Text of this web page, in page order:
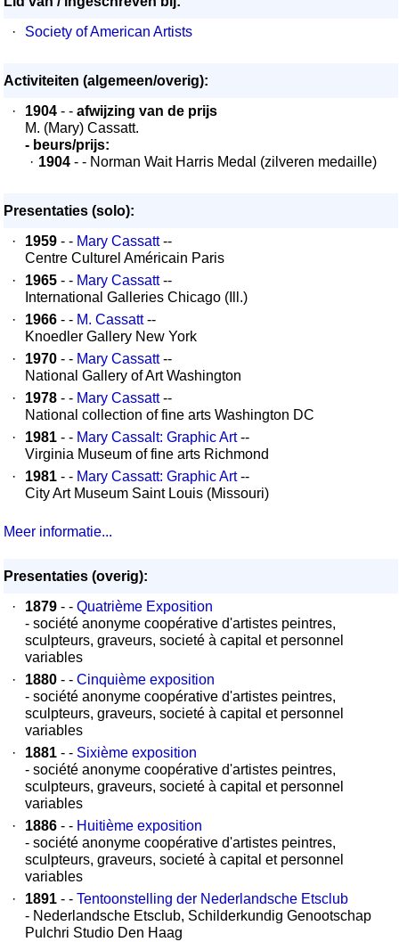
·
Society of American Artists
Activiteiten (algemeen/overig):
·
1904 - - afwijzing van de prijs
M. (Mary) Cassatt.
- beurs/prijs:
· 1904 - - Norman Wait Harris Medal (zilveren medaille)
Presentaties (solo):
·
1959 - - Mary Cassatt--
Centre Culturel Américain Paris
·
1965 - - Mary Cassatt--
International Galleries Chicago (Ill.)
·
1966 - - M. Cassatt--
Knoedler Gallery New York
·
1970 - - Mary Cassatt--
National Gallery of Art Washington
·
1978 - - Mary Cassatt--
National collection of fine arts Washington DC
·
1981 - - Mary Cassalt: Graphic Art--
Virginia Museum of fine arts Richmond
·
1981 - - Mary Cassatt: Graphic Art--
City Art Museum Saint Louis (Missouri)
Meer informatie...
Presentaties (overig):
·
1879 - - Quatrième Exposition
- société anonyme coopérative d'artistes peintres,
sculpteurs, graveurs, societé à capital et personnel
variables
·
1880 - - Cinquième exposition
- société anonyme coopérative d'artistes peintres,
sculpteurs, graveurs, societé à capital et personnel
variables
·
1881 - - Sixième exposition
- société anonyme coopérative d'artistes peintres,
sculpteurs, graveurs, societé à capital et personnel
variables
·
1886 - - Huitième exposition
- société anonyme coopérative d'artistes peintres,
sculpteurs, graveurs, societé à capital et personnel
variables
·
1891 - - Tentoonstelling der Nederlandsche Etsclub
- Nederlandsche Etsclub, Schilderkundig Genootschap
Pulchri Studio Den Haag